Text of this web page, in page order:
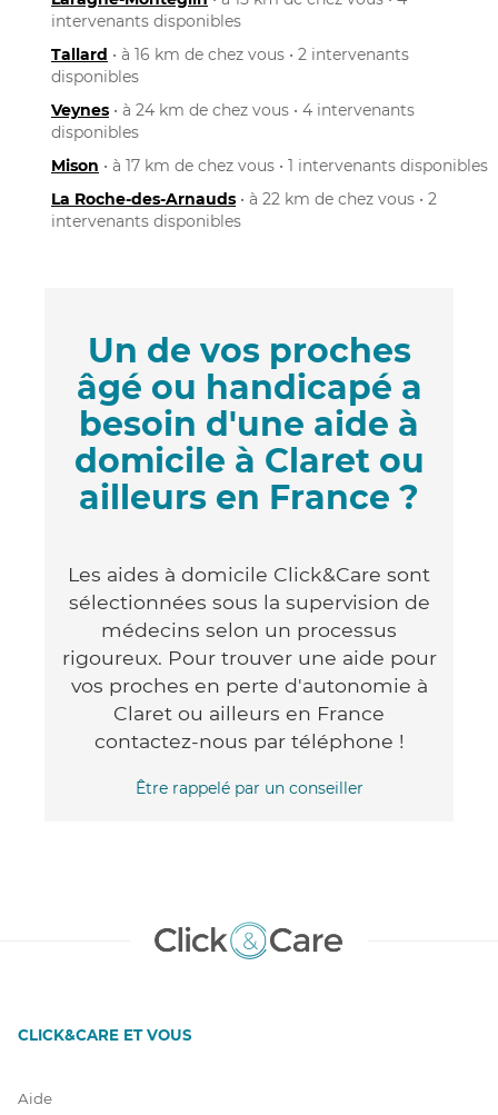
intervenants disponibles
Tallard • à 16 km de chez vous • 2 intervenants
disponibles
Veynes • à 24 km de chez vous • 4 intervenants
disponibles
Mison • à 17 km de chez vous • 1 intervenants disponibles
La Roche-des-Arnauds • à 22 km de chez vous • 2
intervenants disponibles
Un de vos proches
âgé ou handicapé a
besoin d'une aide à
domicile à Claret ou
ailleurs en France ?
Les aides à domicile Click&Care sont
sélectionnées sous la supervision de
médecins selon un processus
rigoureux. Pour trouver une aide pour
vos proches en perte d'autonomie à
Claret ou ailleurs en France
contactez-nous par téléphone !
Être rappelé par un conseiller
CLICK&CARE ET VOUS
Aide